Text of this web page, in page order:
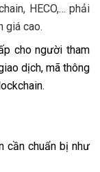
HECO,… phải
giá cao.
cho người tham
dịch, mã thông
cần chuẩn bị như